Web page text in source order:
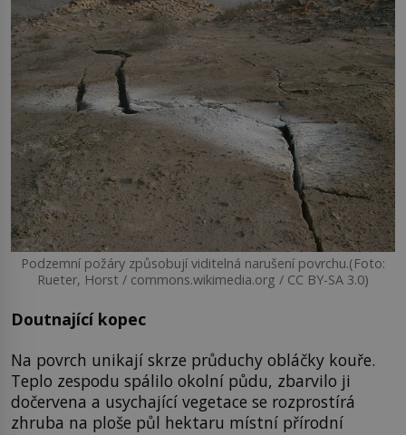
Podzemní požáry způsobují viditelná narušení povrchu.(Foto:
Rueter, Horst / commons.wikimedia.org / CC BY-SA 3.0)
Doutnající kopec
Na povrch unikají skrze průduchy obláčky kouře.
Teplo zespodu spálilo okolní půdu, zbarvilo ji
dočervena a usychající vegetace se rozprostírá
zhruba na ploše půl hektaru místní přírodní